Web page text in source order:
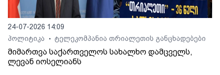
24-07-2026 14:09
პოლიტიკა
• ტელეკომპანია თრიალეთის განცხადებები
მიმართვა საქართველოს სახალხო დამცველს,
ლევან იოსელიანს